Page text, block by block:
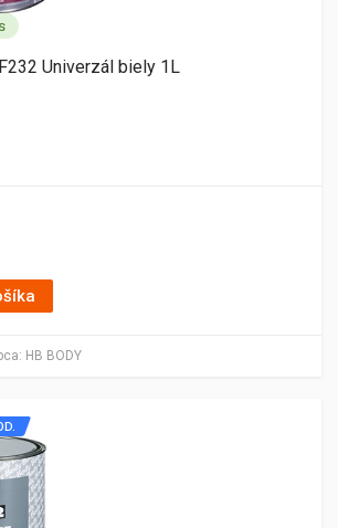
HB BODY
Univerzál biely 1L